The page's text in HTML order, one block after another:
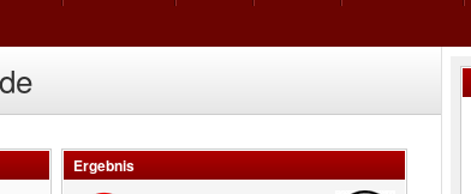
Ergebnis